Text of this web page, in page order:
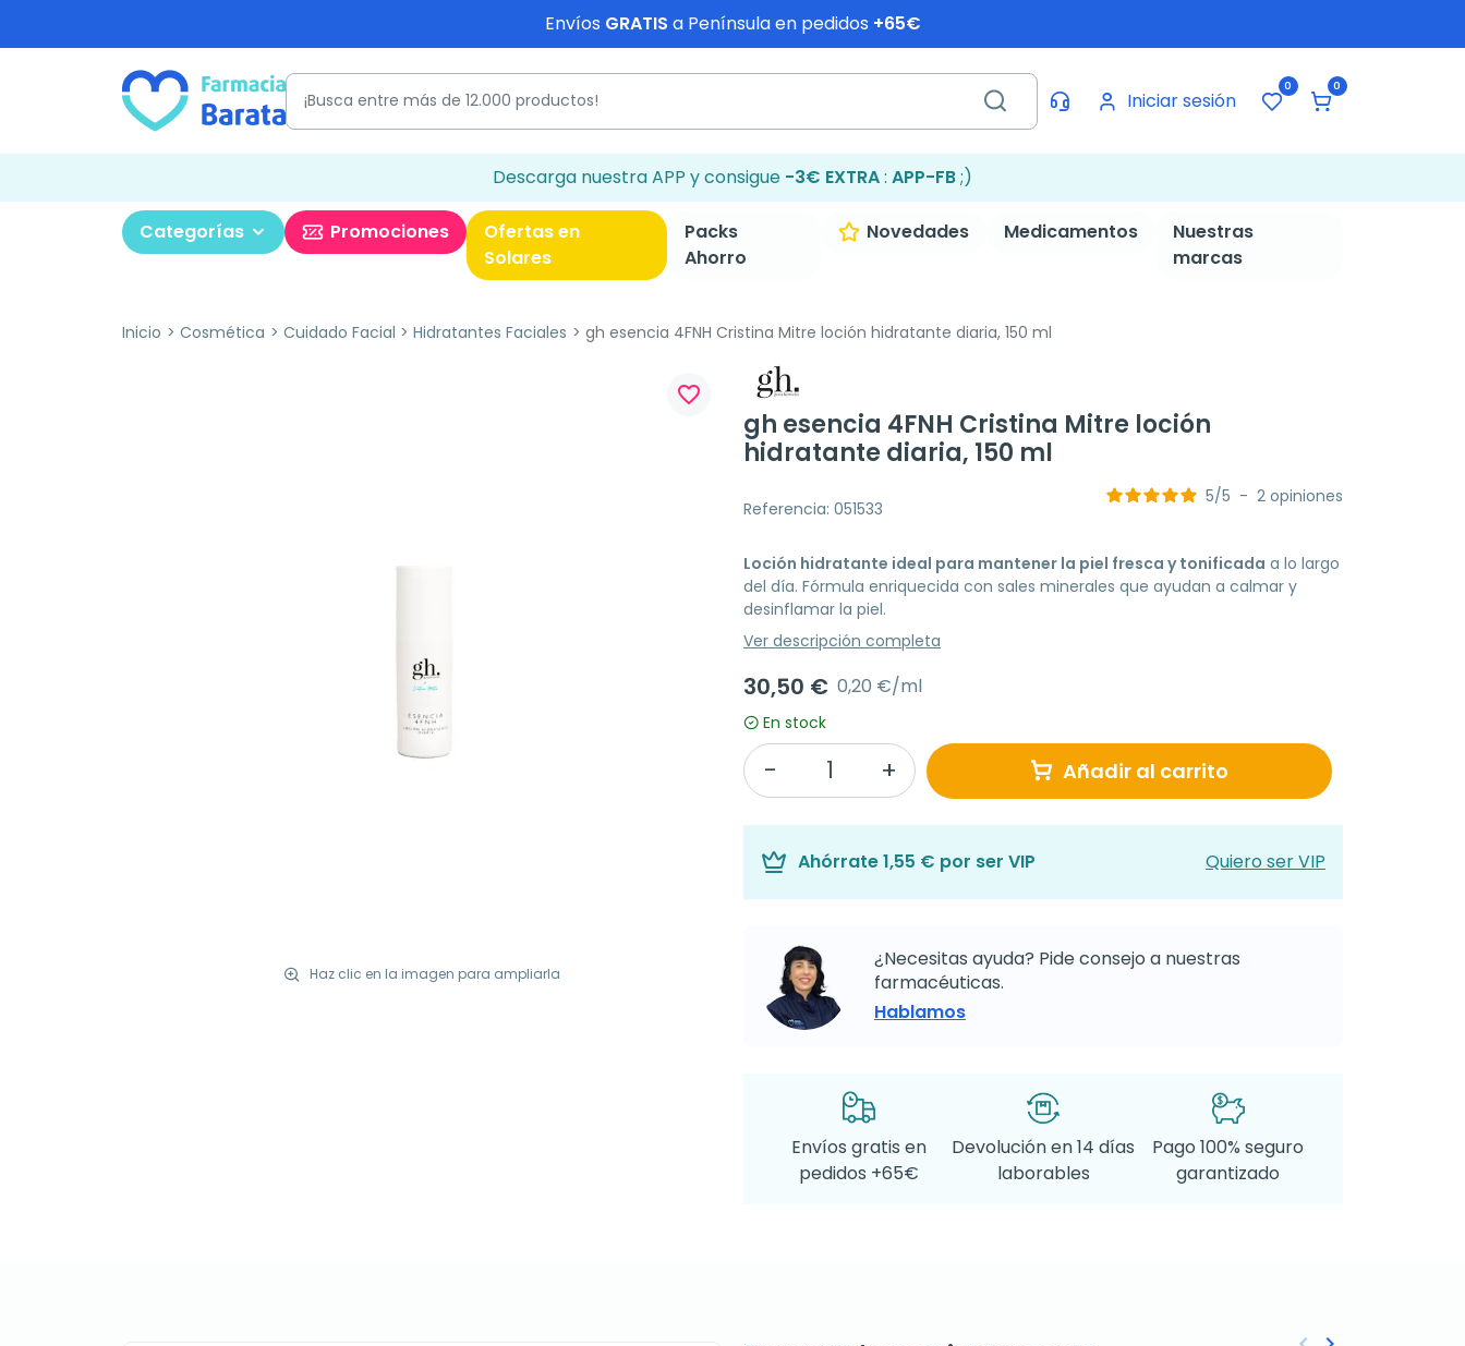
Envíos GRATIS a Península en pedidos +65€
Iniciar sesión
0 0
Descarga nuestra APP y consigue -3€ EXTRA: APP-FB;)
Categorías Promociones
Ofertas en
Solares
Packs
Ahorro
Novedades Medicamentos
Nuestras
marcas
Inicio Cosmética Cuidado Facial Hidratantes Faciales gh esencia 4FNH Cristina Mitre loción hidratante diaria, 150 ml
Haz clic en la imagen para ampliarla
favorite_border
gh esencia 4FNH Cristina Mitre loción
hidratante diaria, 150 ml
Referencia: 051533
5/5 - 2 opiniones
Loción hidratante ideal para mantener la piel fresca y tonificada a lo largo
del día. Fórmula enriquecida con sales minerales que ayudan a calmar y
desinflamar la piel.
Ver descripción completa
30,50 € 0,20 €/ml
En stock
Añadir al carrito
Ahórrate1,55 € por ser VIP Quiero ser VIP
¿Necesitas ayuda? Pide consejo a nuestras
farmacéuticas.
Hablamos
Envíos gratis en
pedidos +65€
Devolución en 14 días
laborables
Pago 100% seguro
garantizado